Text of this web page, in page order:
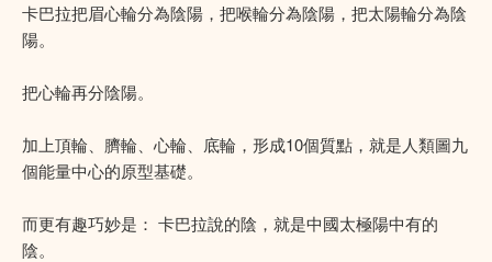
卡巴拉把眉心輪分為陰陽，把喉輪分為陰陽，把太陽輪分為陰
陽。
把心輪再分陰陽。
加上頂輪、臍輪、心輪、底輪，形成10個質點，就是人類圖九
個能量中心的原型基礎。
而更有趣巧妙是： 卡巴拉說的陰，就是中國太極陽中有的
陰。